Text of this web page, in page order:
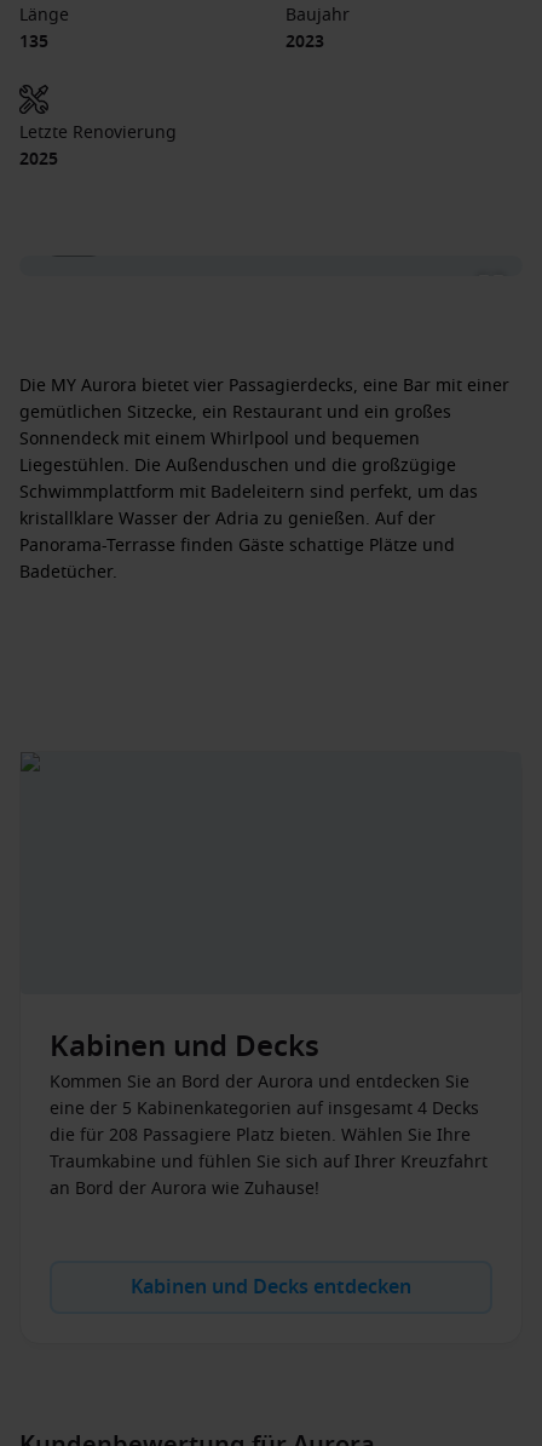
Länge
135
Baujahr
2023
Letzte Renovierung
2025
Die MY Aurora bietet vier Passagierdecks, eine Bar mit einer
gemütlichen Sitzecke, ein Restaurant und ein großes
Sonnendeck mit einem Whirlpool und bequemen
Liegestühlen. Die Außenduschen und die großzügige
Schwimmplattform mit Badeleitern sind perfekt, um das
kristallklare Wasser der Adria zu genießen. Auf der
Panorama-Terrasse finden Gäste schattige Plätze und
Badetücher.
Kabinen und Decks
Kommen Sie an Bord der Aurora und entdecken Sie
eine der 5 Kabinenkategorien auf insgesamt 4 Decks
die für 208 Passagiere Platz bieten. Wählen Sie Ihre
Traumkabine und fühlen Sie sich auf Ihrer Kreuzfahrt
an Bord der Aurora wie Zuhause!
Kabinen und Decks entdecken